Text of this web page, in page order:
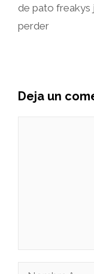
de pato freakys
perder
Deja un
Nombre